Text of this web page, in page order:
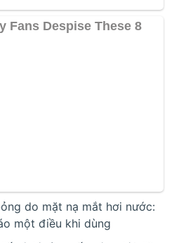
do mặt nạ mắt hơi nước:
một điều khi dùng